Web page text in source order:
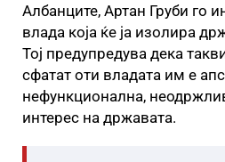
Албанците, Артан Груби го
влада која ќе ја изолира
Тој предупредува дека
сфатат оти владата им е
нефункционална,
интерес на државата.